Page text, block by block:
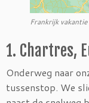
Frankrijk vakantie
1. Chartres,
Onderweg naar
tussenstop. We